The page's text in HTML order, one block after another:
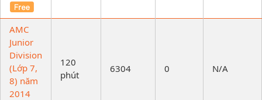
AMC
Junior
Division
(Lớp 7,
8) năm
2014
120
phút
6304 0 N/A